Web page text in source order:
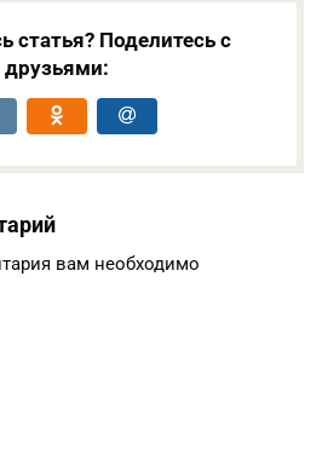
статья? Поделитесь с
друзьями:
вам необходимо